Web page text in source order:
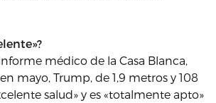
médico de la Casa Blanca,
mayo, Trump, de 1,9 metros y 108
salud» y es «totalmente apto»